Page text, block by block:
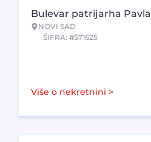
Bulevar patrijarha Pavla
NOVI SAD
ŠIFRA: #571625
Više o nekretnini >